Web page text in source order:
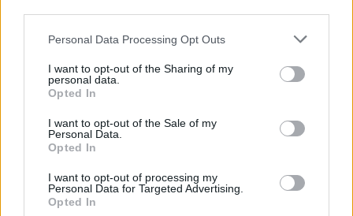
Please note that this website/app uses one or more Google
not limited to your visit or usage behaviour. You may click to
grant or deny consent to Google and its third-party tags to
use your data for below specified purposes in below Google
consent section.
Personal Data Processing Opt Outs
I want to opt-out of the Sharing of my
personal data.
Opted In
I want to opt-out of the Sale of my
Personal Data.
Opted In
I want to opt-out of processing my
Personal Data for Targeted Advertising.
Opted In
A feketefenyő környékét lezárták a járókelők
elől, amíg a fát "lebontják". A munka akár
hetekbe telhet.
A botanikus kert szakemberei úgy vélik, a
fenyőt 1799-ben ültethették, magját
Ausztráliában gyűjtötte John Sibthorp brit
botanikaprofesszor. Tolkien oxfordi éveiben
írtaA hobbit